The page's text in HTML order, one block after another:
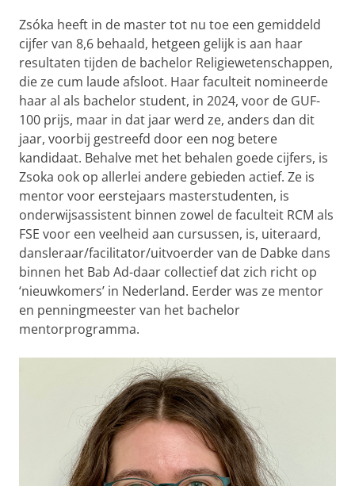
Zsóka heeft in de master tot nu toe een gemiddeld
cijfer van 8,6 behaald, hetgeen gelijk is aan haar
resultaten tijden de bachelor Religiewetenschappen,
die ze cum laude afsloot. Haar faculteit nomineerde
haar al als bachelor student, in 2024, voor de GUF-
100 prijs, maar in dat jaar werd ze, anders dan dit
jaar, voorbij gestreefd door een nog betere
kandidaat. Behalve met het behalen goede cijfers, is
Zsoka ook op allerlei andere gebieden actief. Ze is
mentor voor eerstejaars masterstudenten, is
onderwijsassistent binnen zowel de faculteit RCM als
FSE voor een veelheid aan cursussen, is, uiteraard,
dansleraar/facilitator/uitvoerder van de Dabke dans
binnen het Bab Ad-daar collectief dat zich richt op
‘nieuwkomers’ in Nederland. Eerder was ze mentor
en penningmeester van het bachelor
mentorprogramma.